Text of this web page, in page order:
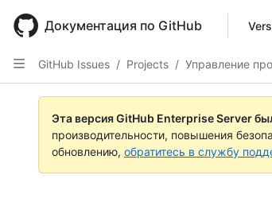
main
content
Документация по GitHub
GitHub Issues / Projects / Управление
Эта версия GitHub Enterprise Server
производительности, повышения
обновлению, обратитесь в службу